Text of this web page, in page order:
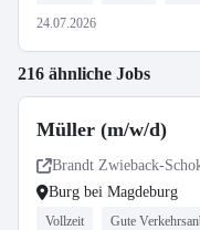
24.07.2026
216 ähnliche Jobs
Müller (m/w/d)
Brandt Zwieback-
Burg bei Magdeburg
Vollzeit Gute